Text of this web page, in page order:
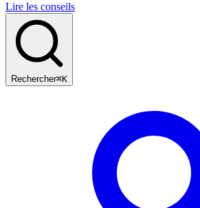
Lire les conseils
Rechercher⌘K